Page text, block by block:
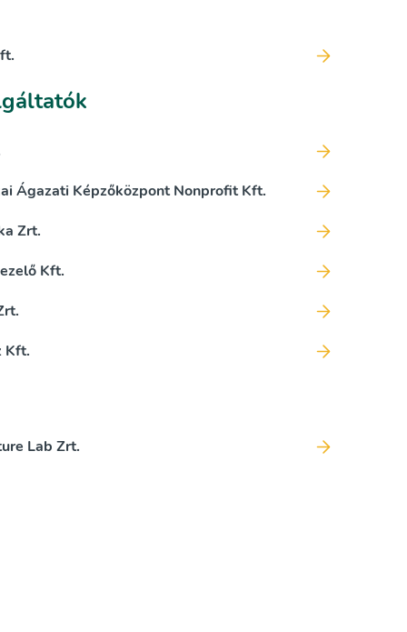
Ágazati Képzőközpont Nonprofit Kft.
Zrt.
Kft.
Kft.
Lab Zrt.